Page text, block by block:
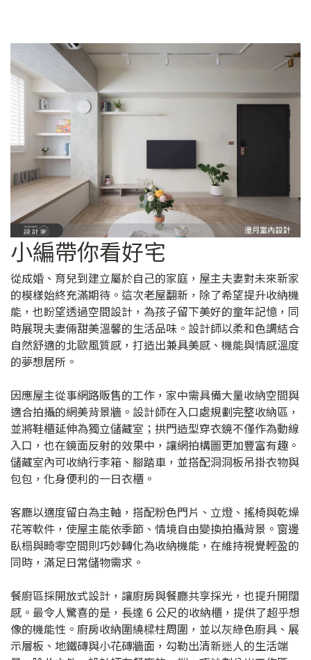
小編帶你看好宅
從成婚、育兒到建立屬於自己的家庭，屋主夫妻對未來新家
的模樣始終充滿期待。這次老屋翻新，除了希望提升收納機
能，也盼望透過空間設計，為孩子留下美好的童年記憶，同
時展現夫妻倆甜美溫馨的生活品味。設計師以柔和色調結合
自然舒適的北歐風質感，打造出兼具美感、機能與情感溫度
的夢想居所。
因應屋主從事網路販售的工作，家中需具備大量收納空間與
適合拍攝的網美背景牆。設計師在入口處規劃完整收納區，
並將鞋櫃延伸為獨立儲藏室；拱門造型穿衣鏡不僅作為動線
入口，也在鏡面反射的效果中，讓網拍構圖更加豐富有趣。
儲藏室內可收納行李箱、腳踏車，並搭配洞洞板吊掛衣物與
包包，化身便利的一日衣櫃。
客廳以適度留白為主軸，搭配粉色門片、立燈、搖椅與乾燥
花等軟件，使屋主能依季節、情境自由變換拍攝背景。窗邊
臥榻與畸零空間則巧妙轉化為收納機能，在維持視覺輕盈的
同時，滿足日常儲物需求。
餐廚區採開放式設計，讓廚房與餐廳共享採光，也提升開闊
感。最令人驚喜的是，長達 6 公尺的收納櫃，提供了超乎想
像的機能性。廚房收納圍繞樑柱周圍，並以灰綠色廚具、展
示層板、地鐵磚與小花磚牆面，勾勒出清新迷人的生活端